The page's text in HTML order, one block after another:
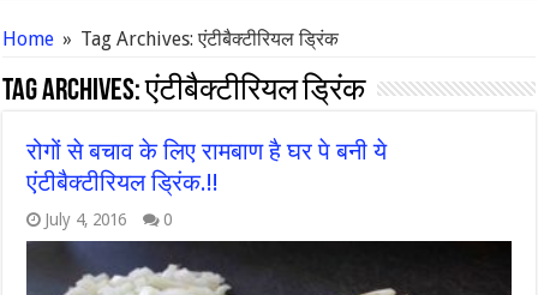
Home » Tag Archives: एंटीबैक्टीरियल ड्रिंक
Tag Archives:एंटीबैक्टीरियल ड्रिंक
रोगों से बचाव के लिए रामबाण है घर पे बनी ये
एंटीबैक्टीरियल ड्रिंक.!!
July 4, 2016 0